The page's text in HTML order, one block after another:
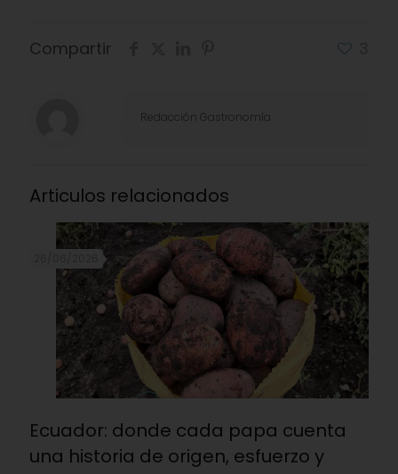
Compartir
Redacción Gastronomía
Articulos relacionados
Ecuador: donde cada papa cuenta
una historia de origen, esfuerzo y